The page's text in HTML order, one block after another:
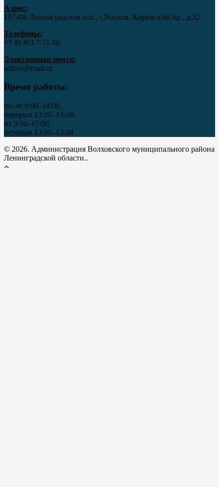
Адрес:
187406 Ленинградская обл., г.Волхов, Кировский пр., д.32.
Телефоны:
+7 81363 7‑71-60
Электронная почта:
admvr@mail.ru
Время работы:
пн-чт 9:00–18:00,
перерыв 13:00–13:48;
пт 9:00–17:00,
перерыв 13:00–13:48
© 2026. Администрация Волховского муниципального района
Ленинградской области..